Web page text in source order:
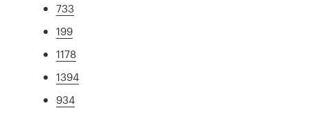
733
199
1178
1394
934